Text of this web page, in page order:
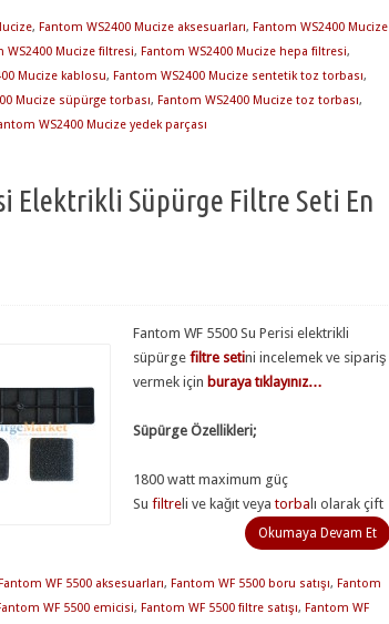
, Fantom WS2400 Mucize aksesuarları, Fantom WS2400 Mucize
WS2400 Mucize filtresi, Fantom WS2400 Mucize hepa filtresi,
Mucize kablosu, Fantom WS2400 Mucize sentetik toz torbası,
Mucize süpürge torbası, Fantom WS2400 Mucize toz torbası,
WS2400 Mucize yedek parçası
Elektrikli Süpürge Filtre Seti En
Fantom WF 5500 Su Perisi elektrikli
süpürge filtre setini incelemek ve sipariş
vermek için buraya tıklayınız…
Süpürge Özellikleri;
1800 watt maximum güç
Su filtre li ve kağıt veyatorba lı olarak çift
Okumaya Devam Et
WF 5500 aksesuarları, Fantom WF 5500 boru satışı, Fantom
WF 5500 emicisi, Fantom WF 5500 filtre satışı, Fantom WF